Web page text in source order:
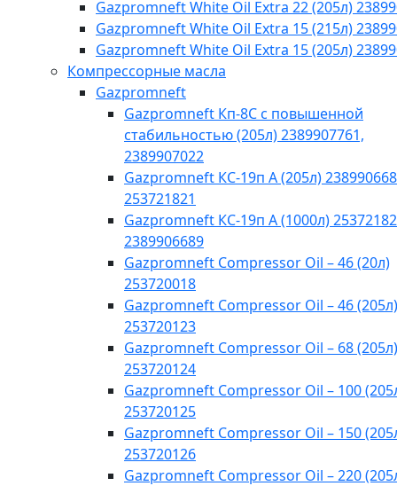
Gazpromneft White Oil Extra 22 (205л)
Gazpromneft White Oil Extra 15 (215л)
Gazpromneft White Oil Extra 15 (205л)
Компрессорные масла
Gazpromneft
Gazpromneft Кп-8С с повышенной
стабильностью (205л) 2389907761,
2389907022
Gazpromneft КС-19п А (205л)
253721821
Gazpromneft КС-19п А (1000л)
2389906689
Gazpromneft Compressor Oil – 46 (20л)
253720018
Gazpromneft Compressor Oil – 46 (205л)
253720123
Gazpromneft Compressor Oil – 68 (205л)
253720124
Gazpromneft Compressor Oil – 100
253720125
Gazpromneft Compressor Oil – 150
253720126
Gazpromneft Compressor Oil – 220